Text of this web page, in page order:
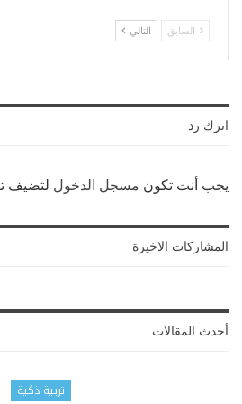
السابق التالي
اترك رد
يجب أنت تكون مسجل الدخول لتضيف
المشاركات الاخيرة
أحدث المقالات
تربية ذكية